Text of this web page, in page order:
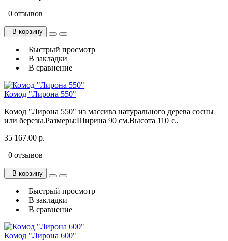
0 отзывов
В корзину
Быстрый просмотр
В закладки
В сравнение
Комод "Лирона 550"
Комод "Лирона 550" из массива натурального дерева сосны
или березы.Размеры:Ширина 90 см.Высота 110 с..
35 167.00 р.
0 отзывов
В корзину
Быстрый просмотр
В закладки
В сравнение
Комод "Лирона 600"